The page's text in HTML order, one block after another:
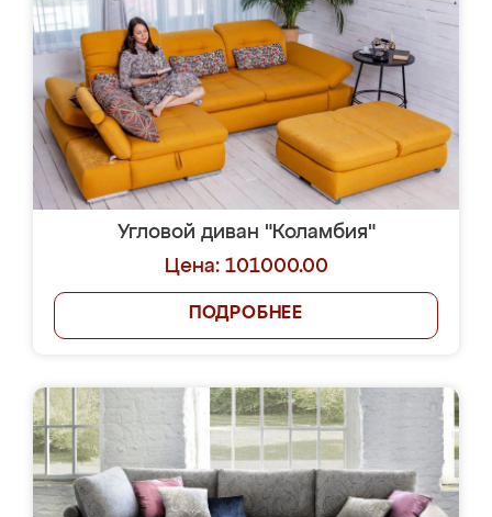
Угловой диван "Коламбия"
Цена: 101000.00
ПОДРОБНЕЕ